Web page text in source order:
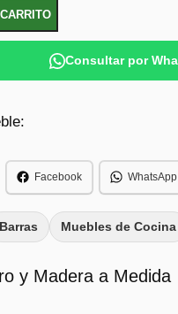
Consultar por
Facebook WhatsApp
Barras Muebles de Cocina
y Madera a Medida